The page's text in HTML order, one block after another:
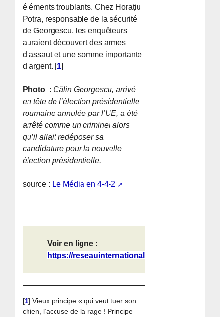
éléments troublants. Chez Horațiu
Potra, responsable de la sécurité
de Georgescu, les enquêteurs
auraient découvert des armes
d’assaut et une somme importante
d’argent. [1]
Photo : Câlin Georgescu, arrivé
en tête de l’élection présidentielle
roumaine annulée par l’UE, a été
arrêté comme un criminel alors
qu’il allait redéposer sa
candidature pour la nouvelle
élection présidentielle.
source : Le Média en 4-4-2
Voir en ligne :
https://reseauinternational.net/ale...
[1]Vieux principe « qui veut tuer son
chien, l’accuse de la rage ! Principe